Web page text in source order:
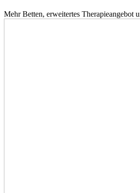
Mehr Betten, erweitertes